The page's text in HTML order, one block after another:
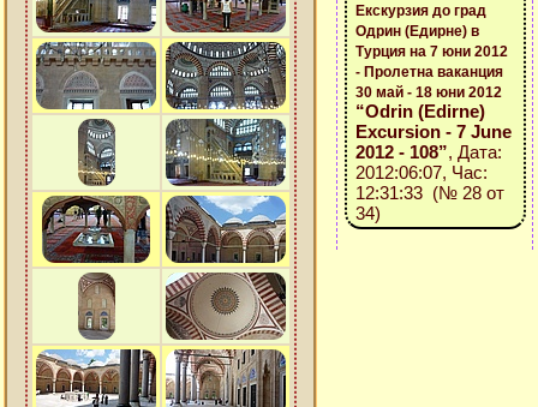
Екскурзия до град
Одрин (Едирне) в
Турция на 7 юни 2012
- Пролетна ваканция
30 май - 18 юни 2012
“Odrin (Edirne)
Excursion - 7 June
2012 - 108”, Дата:
2012:06:07, Час:
12:31:33 (№ 28 от
34)